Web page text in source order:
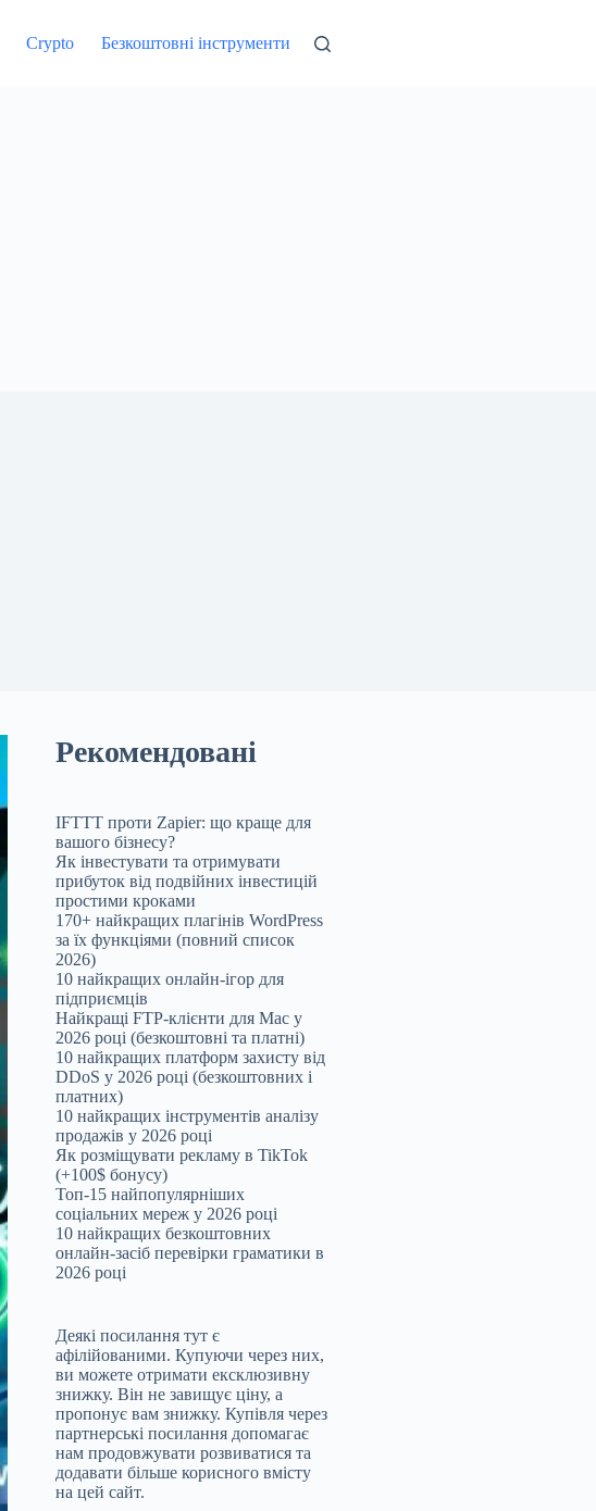
Crypto Безкоштовні інструменти
Рекомендовані
IFTTT проти Zapier: що краще для
вашого бізнесу?
Як інвестувати та отримувати
прибуток від подвійних інвестицій
простими кроками
170+ найкращих плагінів WordPress
за їх функціями (повний список
2026)
10 найкращих онлайн-ігор для
підприємців
Найкращі FTP-клієнти для Mac у
2026 році (безкоштовні та платні)
10 найкращих платформ захисту від
DDoS у 2026 році (безкоштовних і
платних)
10 найкращих інструментів аналізу
продажів у 2026 році
Як розміщувати рекламу в TikTok
(+100$ бонусу)
Топ-15 найпопулярніших
соціальних мереж у 2026 році
10 найкращих безкоштовних
онлайн-засіб перевірки граматики в
2026 році
Деякі посилання тут є
афілійованими. Купуючи через них,
ви можете отримати ексклюзивну
знижку. Він не завищує ціну, а
пропонує вам знижку. Купівля через
партнерські посилання допомагає
нам продовжувати розвиватися та
додавати більше корисного вмісту
на цей сайт.